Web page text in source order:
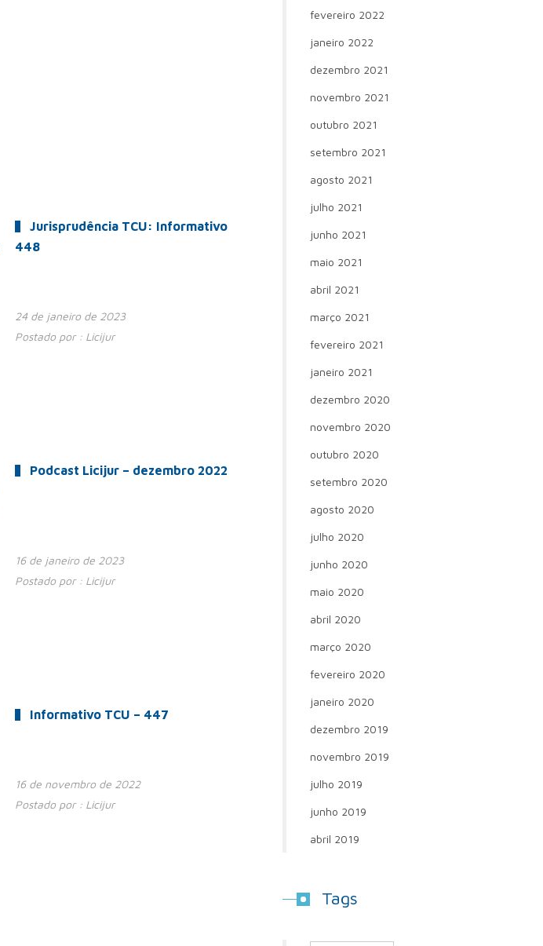
Jurisprudência TCU: Informativo
448
24 de janeiro de 2023
Postado por : Licijur
Podcast Licijur – dezembro 2022
16 de janeiro de 2023
Postado por : Licijur
Informativo TCU – 447
16 de novembro de 2022
Postado por : Licijur
fevereiro 2022
janeiro 2022
dezembro 2021
novembro 2021
outubro 2021
setembro 2021
agosto 2021
julho 2021
junho 2021
maio 2021
abril 2021
março 2021
fevereiro 2021
janeiro 2021
dezembro 2020
novembro 2020
outubro 2020
setembro 2020
agosto 2020
julho 2020
junho 2020
maio 2020
abril 2020
março 2020
fevereiro 2020
janeiro 2020
dezembro 2019
novembro 2019
julho 2019
junho 2019
abril 2019
Tags